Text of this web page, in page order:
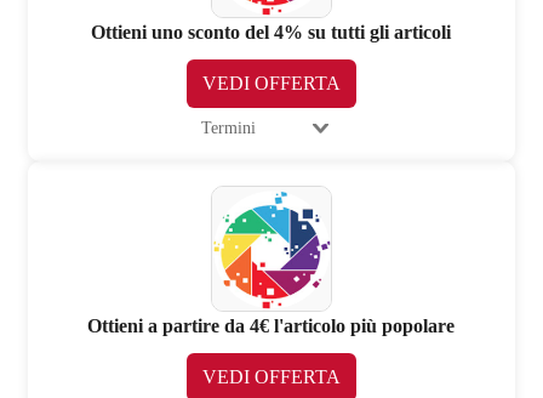
Ottieni uno sconto del 4% su tutti gli articoli
VEDI OFFERTA
Termini
Ottieni a partire da 4€ l'articolo più popolare
VEDI OFFERTA